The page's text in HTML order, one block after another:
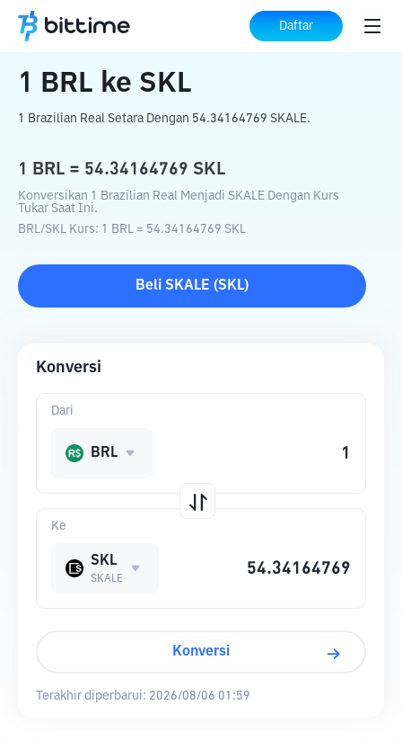
Daftar
Beranda Konverter Kripto ke SKL
1 BRL ke SKL
1 Brazilian Real Setara Dengan 54.34164769 SKALE.
1 BRL = 54.34164769 SKL
Konversikan 1 Brazilian Real Menjadi SKALE Dengan Kurs
Tukar Saat Ini.
BRL/SKL Kurs: 1 BRL = 54.34164769 SKL
Beli SKALE (SKL)
Konversi
Ke
SKL
SKALE
Dari
BRL
Konversi
Terakhir diperbarui: 2026/08/06 01:59